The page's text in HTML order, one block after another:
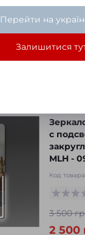
3
с
MLH -
Код
3 500
2 500
Перейти на
Залишитися